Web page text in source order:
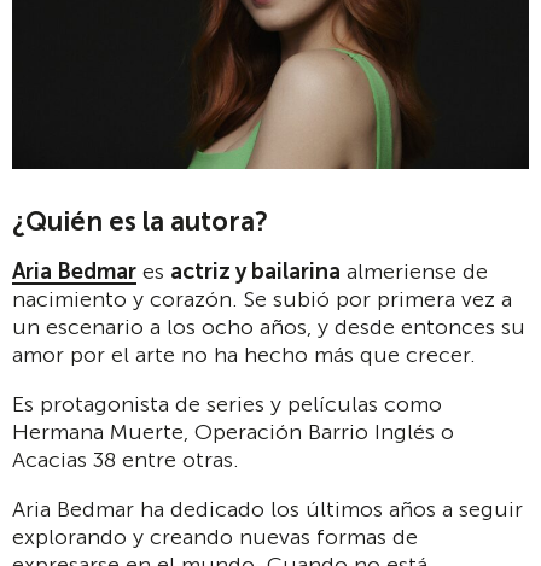
¿Quién es la autora?
Aria Bedmar es actriz y bailarina almeriense de
nacimiento y corazón. Se subió por primera vez a
un escenario a los ocho años, y desde entonces su
amor por el arte no ha hecho más que crecer.
Es protagonista de series y películas como
Hermana Muerte, Operación Barrio Inglés o
Acacias 38 entre otras.
Aria Bedmar ha dedicado los últimos años a seguir
explorando y creando nuevas formas de